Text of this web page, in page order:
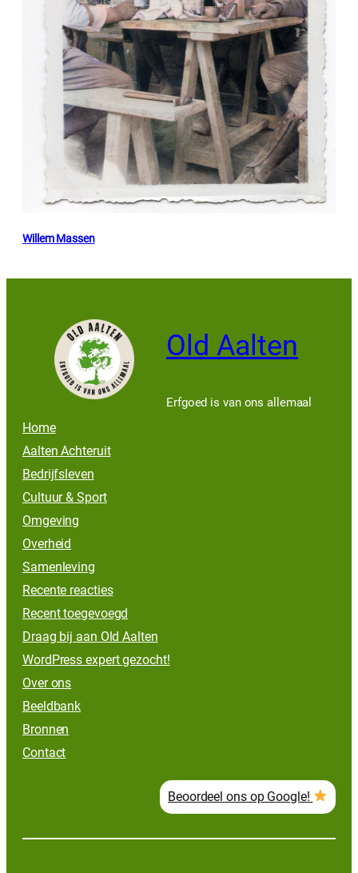
Willem Massen
Old Aalten
Erfgoed is van ons allemaal
Home
Aalten Achteruit
Bedrijfsleven
Cultuur & Sport
Omgeving
Overheid
Samenleving
Recente reacties
Recent toegevoegd
Draag bij aan Old Aalten
WordPress expert gezocht!
Over ons
Beeldbank
Bronnen
Contact
Beoordeel ons op Google!